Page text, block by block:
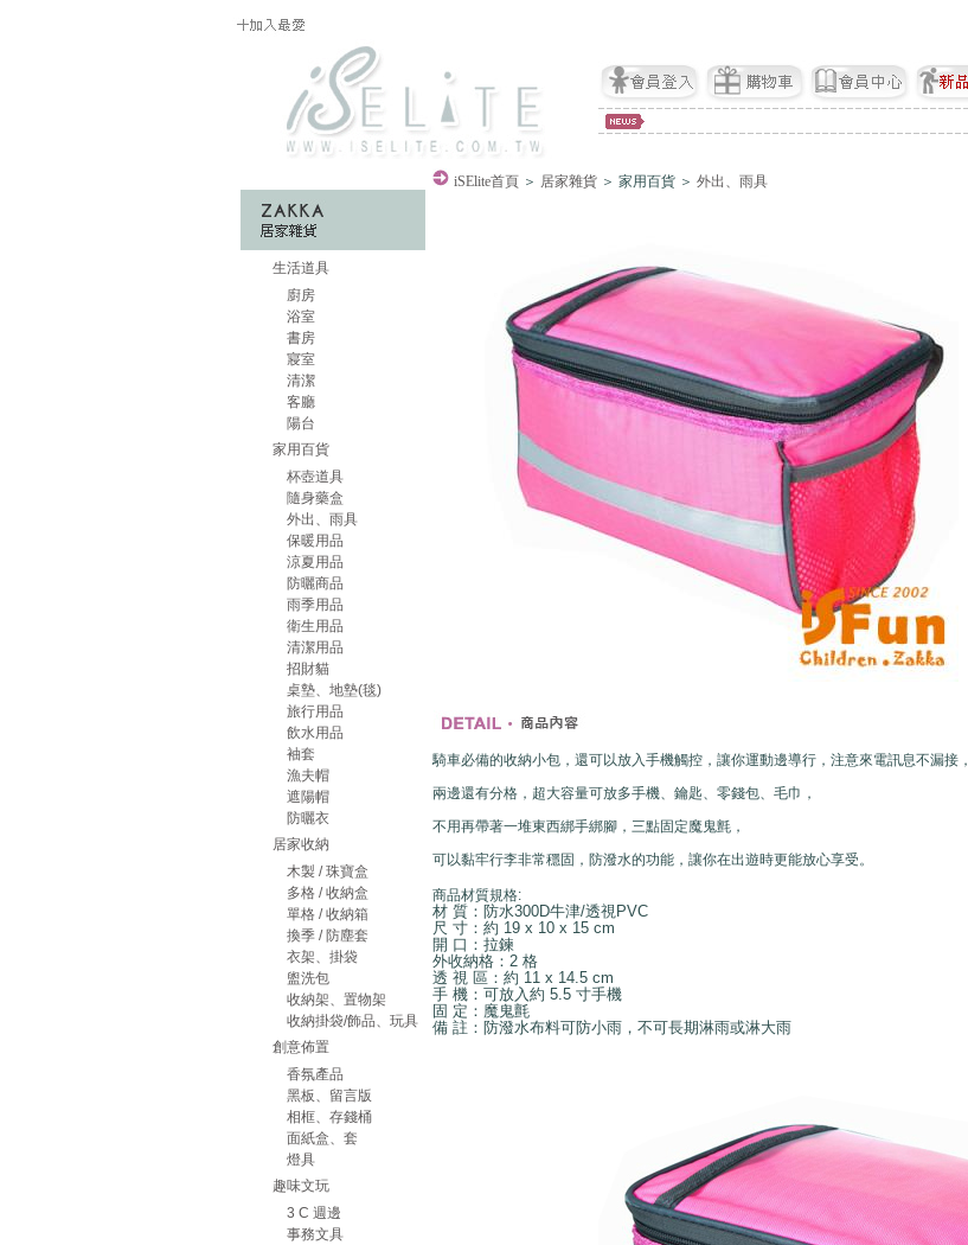
生活道具
廚房
浴室
書房
寢室
清潔
客廳
陽台
家用百貨
杯壺道具
隨身藥盒
外出、雨具
保暖用品
涼夏用品
防曬商品
雨季用品
衛生用品
清潔用品
招財貓
桌墊、地墊(毯)
旅行用品
飲水用品
袖套
漁夫帽
遮陽帽
防曬衣
居家收納
木製 / 珠寶盒
多格 / 收納盒
單格 / 收納箱
換季 / 防塵套
衣架、掛袋
盥洗包
收納架、置物架
收納掛袋/飾品、玩具
創意佈置
香氛產品
黑板、留言版
相框、存錢桶
面紙盒、套
燈具
趣味文玩
3 C 週邊
事務文具
iSElite首頁 ＞ 居家雜貨 ＞ 家用百貨 ＞ 外出、雨具
騎車必備的收納小包，還可以放入手機觸控，讓你運動邊導行，注意來電訊息不漏接，
兩邊還有分格，超大容量可放多手機、鑰匙、零錢包、毛巾，
不用再帶著一堆東西綁手綁腳，三點固定魔鬼氈，
可以黏牢行李非常穩固，防潑水的功能，讓你在出遊時更能放心享受。
商品材質規格:
材 質：防水300D牛津/透視PVC
尺 寸：約 19 x 10 x 15 cm
開 口：拉鍊
外收納格：2 格
透 視 區：約 11 x 14.5 cm
手 機：可放入約 5.5 寸手機
固 定：魔鬼氈
備 註：防潑水布料可防小雨，不可長期淋雨或淋大雨